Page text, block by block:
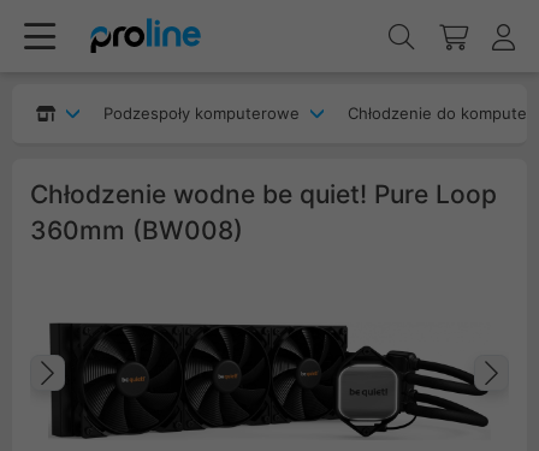
Podzespoły komputerowe Chłodzenie do
Chłodzenie wodne be quiet! Pure Loop
360mm (BW008)
Poprzedni